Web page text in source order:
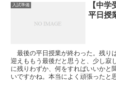
入試準備
【中
平日授
最後の平日授業が終わった。残り
迎えももう最後だと思うと、少し寂
に残りわずか、何をすればいいかと
いですかね。本当によく頑張ったと